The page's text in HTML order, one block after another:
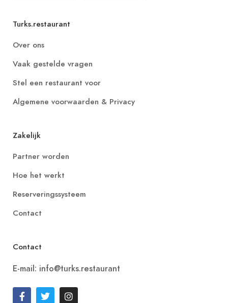
Turks.restaurant
Over ons
Vaak gestelde vragen
Stel een restaurant voor
Algemene voorwaarden & Privacy
Zakelijk
Partner worden
Hoe het werkt
Reserveringssysteem
Contact
Contact
E-mail: info@turks.restaurant